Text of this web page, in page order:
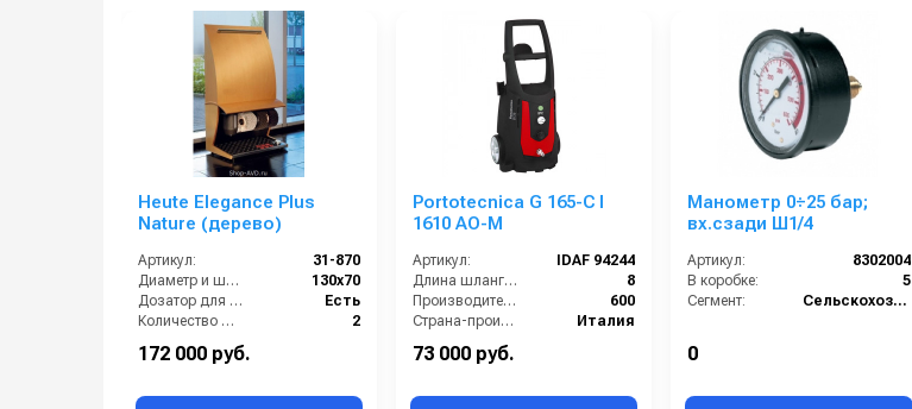
Heute Elegance Plus
Nature (дерево)
Артикул:
31-870
Диаметр и ширина щёток (мм):
130х70
Дозатор для крема:
Есть
Количество щёток полировки (шт):
2
Мощность (Вт):
172 000 руб.
Portotecnica G 165-C I
1610 AO-M
Артикул:
IDAF 94244
Длина шланга ВД (м):
8
Производительность (л/ч):
600
Страна-производитель:
Италия
Рабочее давление (бар):
Мощность (кВт):
73 000 руб.
Манометр 0÷25 бар;
вх.сзади Ш1/4
Артикул:
8302004
В коробке:
5
Сегмент:
Сельскохозяйственный сегмент
0